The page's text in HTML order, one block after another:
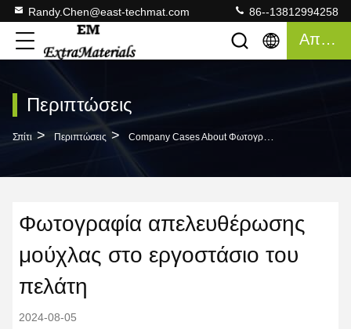
Randy.Chen@east-techmat.com 86--13812994258
Απόσπασμα
Περιπτώσεις
Σπίτι > Περιπτώσεις > Company Cases About Φωτογραφία Απελευθέρωσης Μούχλας Στο Εργοστάσιο Του Πελάτη
Φωτογραφία απελευθέρωσης
μούχλας στο εργοστάσιο του
πελάτη
2024-08-05